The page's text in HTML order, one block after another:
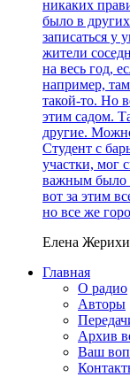
никаких
было в
записаться у
жители
на весь год,
например,
такой-то. Но
этим садом.
другие.
Студент с
участки, мог
важным было
вот за этим
но все же
Елена
Главная
О радио
Авторы
Архив
Ваш